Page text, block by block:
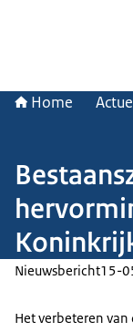
Home
Nieuwsbericht15-
Het verbeteren